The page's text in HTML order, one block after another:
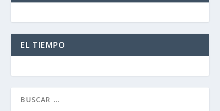
EL TIEMPO